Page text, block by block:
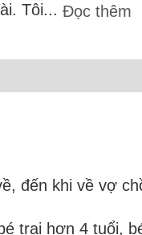
Tôi...Đọc thêm
đến khi về vợ
trai hơn 4 tuổi,